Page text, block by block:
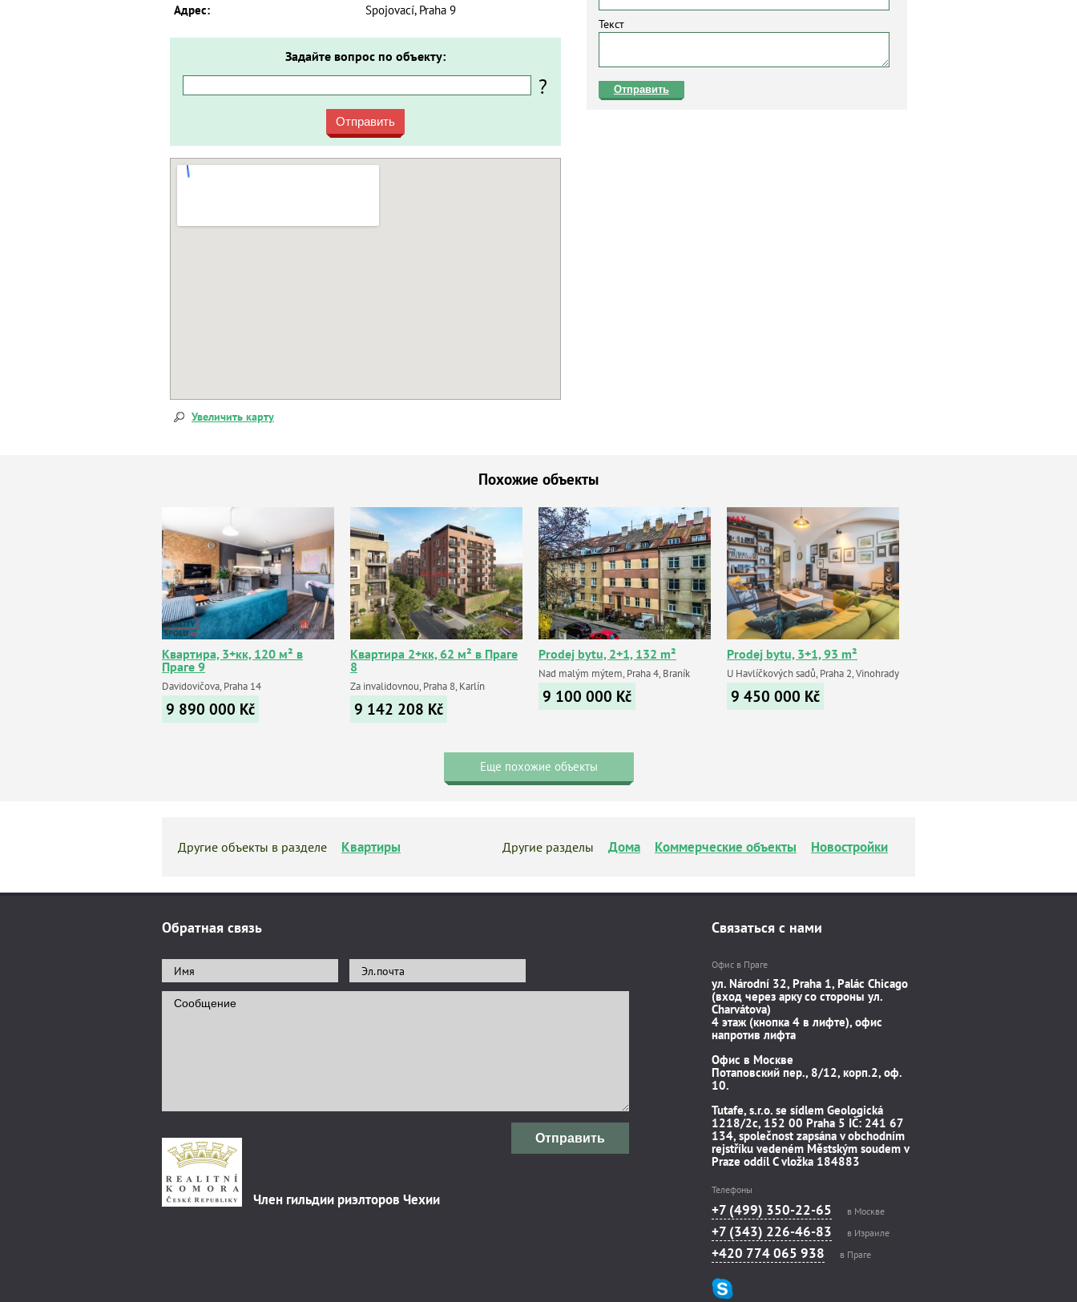
Текст
Отправить
Адрес: Spojovací, Praha 9
Задайте вопрос по объекту:
?
Отправить
Увеличить карту
Похожие объекты
Квартира, 3+кк, 120 м² в
Праге 9
Davidovičova, Praha 14
9 890 000 Kč
Квартира 2+кк, 62 м² в Праге
8
Za invalidovnou, Praha 8, Karlín
9 142 208 Kč
Prodej bytu, 2+1, 132 m²
Nad malým mýtem, Praha 4, Braník
9 100 000 Kč
Prodej bytu, 3+1, 93 m²
U Havlíčkových sadů, Praha 2, Vinohrady
9 450 000 Kč
Еще похожие объекты
Другие объекты в разделе Квартиры Другие разделы Дома Коммерческие объекты Новостройки
Обратная связь
Отправить
Член гильдии риэлторов Чехии
Связаться с нами
Офис в Праге
ул. Národní 32, Praha 1, Palác Chicago
(вход через арку со стороны ул.
Charvátova)
4 этаж (кнопка 4 в лифте), офис
напротив лифта
Офис в Москве
Потаповский пер., 8/12, корп.2, оф.
10.
Tutafe, s.r.o. se sídlem Geologická
1218/2c, 152 00 Praha 5 IČ: 241 67
134, společnost zapsána v obchodním
rejstříku vedeném Městským soudem v
Praze oddíl C vložka 184883
Телефоны
+7 (499) 350-22-65 в Москве
+7 (343) 226-46-83 в Израиле
+420 774 065 938 в Праге